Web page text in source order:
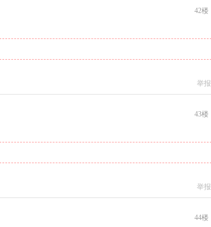
42楼
举报
43楼
举报
44楼